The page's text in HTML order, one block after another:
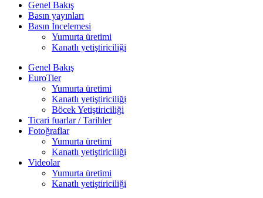
Genel Bakış
Basın yayınları
Basın İncelemesi
Yumurta üretimi
Kanatlı yetiştiriciliği
Genel Bakış
EuroTier
Yumurta üretimi
Kanatlı yetiştiriciliği
Böcek Yetiştiriciliği
Ticari fuarlar / Tarihler
Fotoğraflar
Yumurta üretimi
Kanatlı yetiştiriciliği
Videolar
Yumurta üretimi
Kanatlı yetiştiriciliği